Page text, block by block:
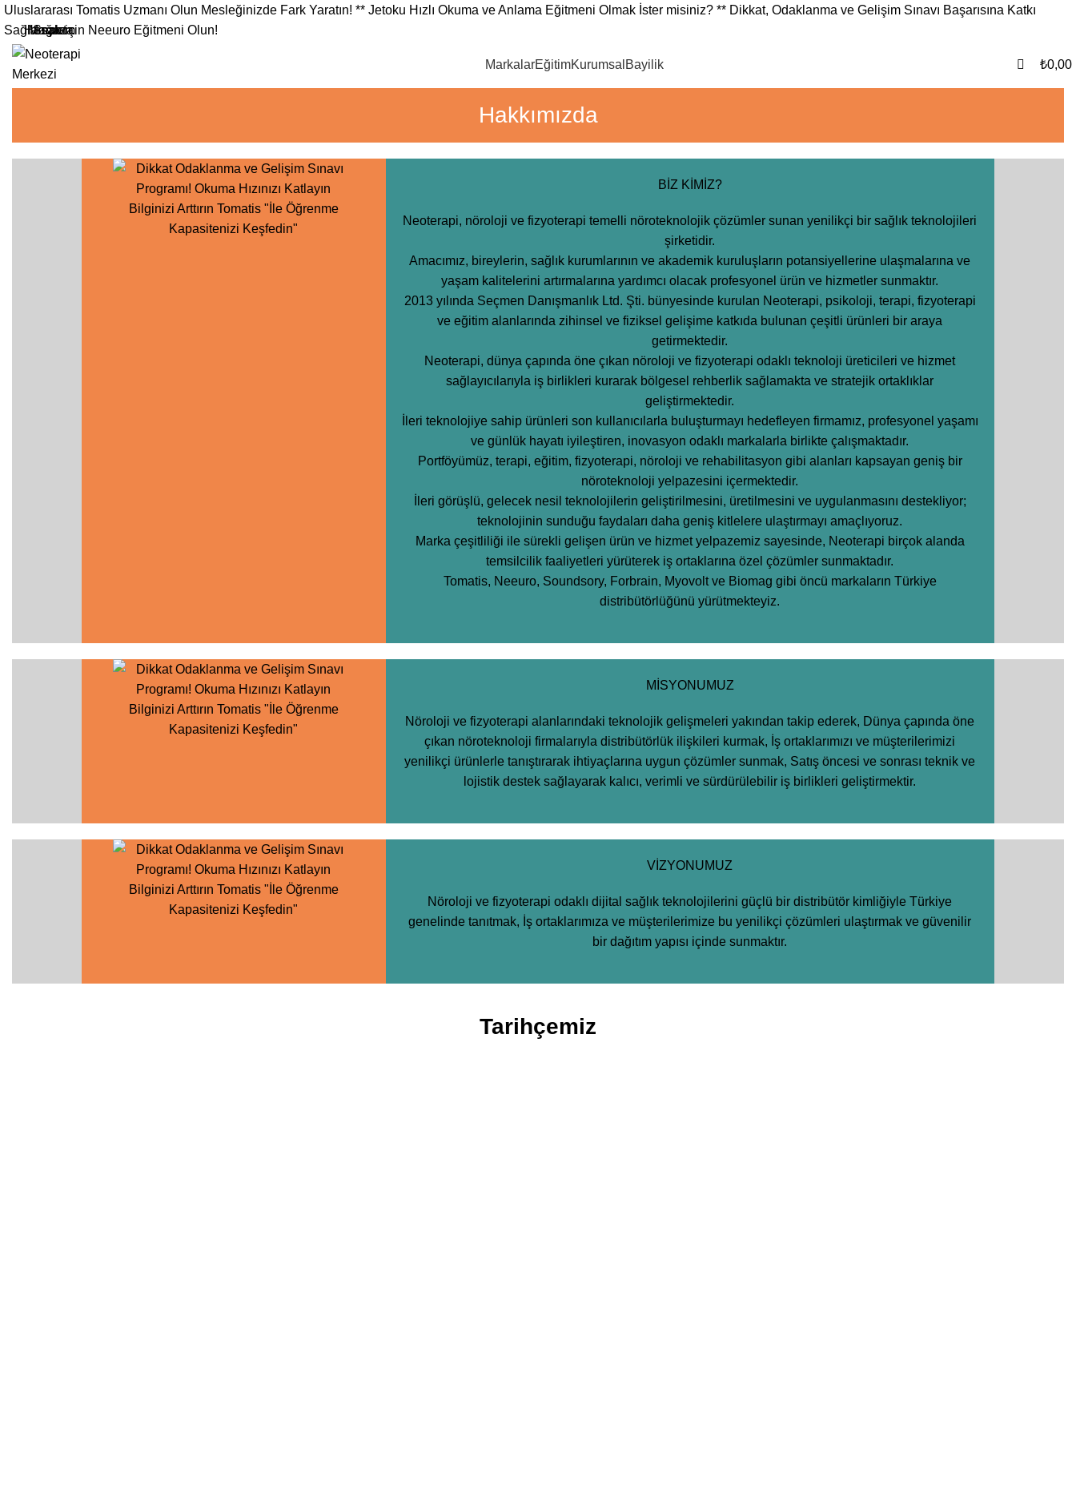
Uluslararası Tomatis Uzmanı Olun Mesleğinizde Fark Yaratın! ** Jetoku Hızlı Okuma ve Anlama Eğitmeni Olmak İster misiniz? ** Dikkat, Odaklanma ve Gelişim Sınavı Başarısına Katkı
Sağlamak için Neeuro Eğitmeni Olun!
MarkalarEğitimKurumsal Bayilik ₺0,00
Hakkımızda
BİZ KİMİZ?
Neoterapi, nöroloji ve fizyoterapi temelli nöroteknolojik çözümler sunan yenilikçi bir sağlık teknolojileri
şirketidir.
Amacımız, bireylerin, sağlık kurumlarının ve akademik kuruluşların potansiyellerine ulaşmalarına ve
yaşam kalitelerini artırmalarına yardımcı olacak profesyonel ürün ve hizmetler sunmaktır.
2013 yılında Seçmen Danışmanlık Ltd. Şti. bünyesinde kurulan Neoterapi, psikoloji, terapi, fizyoterapi
ve eğitim alanlarında zihinsel ve fiziksel gelişime katkıda bulunan çeşitli ürünleri bir araya
getirmektedir.
Neoterapi, dünya çapında öne çıkan nöroloji ve fizyoterapi odaklı teknoloji üreticileri ve hizmet
sağlayıcılarıyla iş birlikleri kurarak bölgesel rehberlik sağlamakta ve stratejik ortaklıklar
geliştirmektedir.
İleri teknolojiye sahip ürünleri son kullanıcılarla buluşturmayı hedefleyen firmamız, profesyonel yaşamı
ve günlük hayatı iyileştiren, inovasyon odaklı markalarla birlikte çalışmaktadır.
Portföyümüz, terapi, eğitim, fizyoterapi, nöroloji ve rehabilitasyon gibi alanları kapsayan geniş bir
nöroteknoloji yelpazesini içermektedir.
İleri görüşlü, gelecek nesil teknolojilerin geliştirilmesini, üretilmesini ve uygulanmasını destekliyor;
teknolojinin sunduğu faydaları daha geniş kitlelere ulaştırmayı amaçlıyoruz.
Marka çeşitliliği ile sürekli gelişen ürün ve hizmet yelpazemiz sayesinde, Neoterapi birçok alanda
temsilcilik faaliyetleri yürüterek iş ortaklarına özel çözümler sunmaktadır.
Tomatis, Neeuro, Soundsory, Forbrain, Myovolt ve Biomag gibi öncü markaların Türkiye
distribütörlüğünü yürütmekteyiz.
MİSYONUMUZ
Nöroloji ve fizyoterapi alanlarındaki teknolojik gelişmeleri yakından takip ederek, Dünya çapında öne
çıkan nöroteknoloji firmalarıyla distribütörlük ilişkileri kurmak, İş ortaklarımızı ve müşterilerimizi
yenilikçi ürünlerle tanıştırarak ihtiyaçlarına uygun çözümler sunmak, Satış öncesi ve sonrası teknik ve
lojistik destek sağlayarak kalıcı, verimli ve sürdürülebilir iş birlikleri geliştirmektir.
VİZYONUMUZ
Nöroloji ve fizyoterapi odaklı dijital sağlık teknolojilerini güçlü bir distribütör kimliğiyle Türkiye
genelinde tanıtmak, İş ortaklarımıza ve müşterilerimize bu yenilikçi çözümleri ulaştırmak ve güvenilir
bir dağıtım yapısı içinde sunmaktır.
Tarihçemiz